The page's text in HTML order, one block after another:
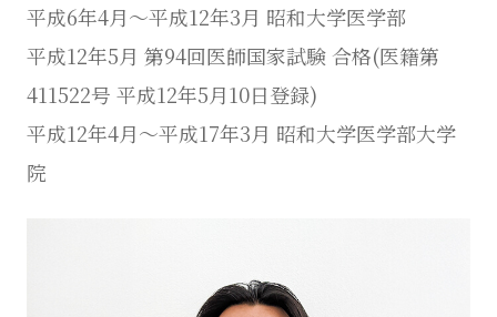
平成6年4月～平成12年3月 昭和大学医学部
平成12年5月 第94回医師国家試験 合格(医籍第
411522号 平成12年5月10日登録)
平成12年4月～平成17年3月 昭和大学医学部大学
院